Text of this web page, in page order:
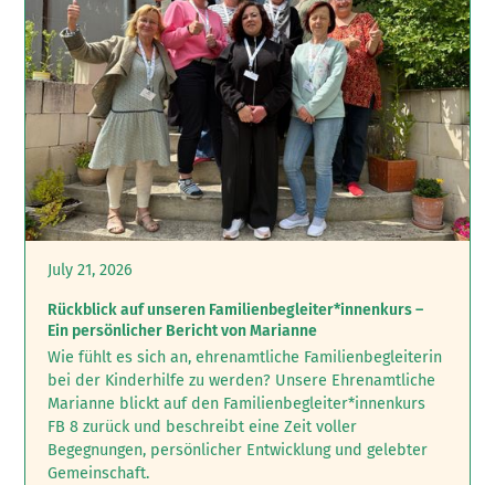
July 21, 2026
Rückblick auf unseren Familienbegleiter*innenkurs –
Ein persönlicher Bericht von Marianne
Wie fühlt es sich an, ehrenamtliche Familienbegleiterin
bei der Kinderhilfe zu werden? ‍Unsere Ehrenamtliche
Marianne blickt auf den Familienbegleiter*innenkurs
FB 8 zurück und beschreibt eine Zeit voller
Begegnungen, persönlicher Entwicklung und gelebter
Gemeinschaft.